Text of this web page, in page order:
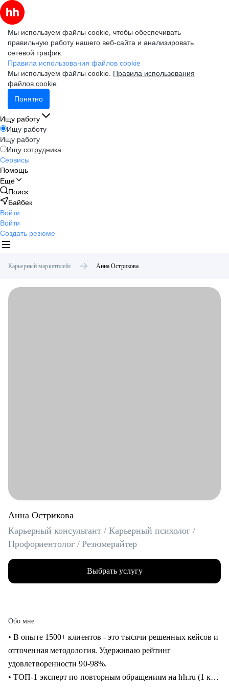
Мы используем файлы cookie, чтобы обеспечивать
правильную работу нашего веб-сайта и анализировать
сетевой трафик.
Правила использования файлов cookie
Мы используем файлы cookie. Правила использования
файлов cookie
Понятно
Ищу работу
Ищу работу
Ищу работу
Ищу сотрудника
Сервисы
Помощь
Ещё
Поиск
Байбек
Войти
Войти
Создать резюме
Карьерный маркетплейс Анна Острикова
Анна Острикова
Карьерный консультант / Карьерный психолог /
Профориентолог / Резюмерайтер
Выбрать услугу
Обо мне
• В опыте 1500+ клиентов - это тысячи решенных кейсов и
отточенная методология. Удерживаю рейтинг
удовлетворенности 90-98%.
• ТОП-1 эксперт по повторным обращениям на hh.ru (1 кв.